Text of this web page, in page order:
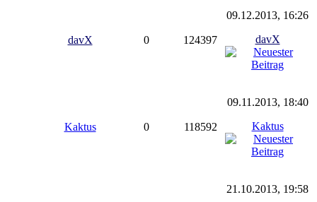
davX 0 124397
09.12.2013, 16:26
davX
Kaktus 0 118592
09.11.2013, 18:40
Kaktus
21.10.2013, 19:58